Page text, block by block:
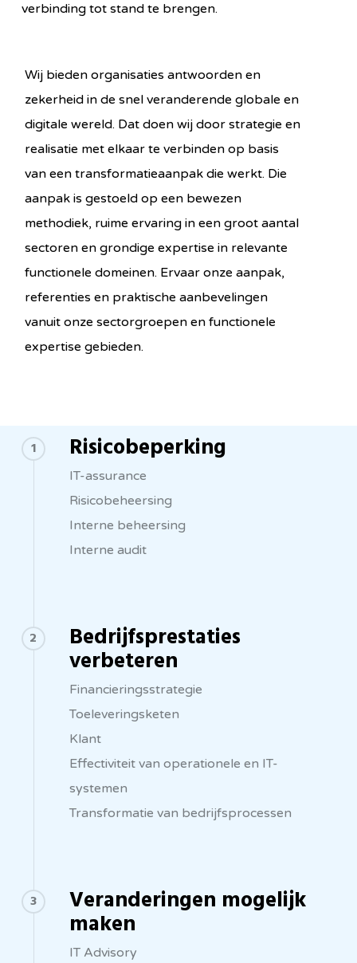
verbinding tot stand te brengen.
Wij bieden organisaties antwoorden en
zekerheid in de snel veranderende globale en
digitale wereld. Dat doen wij door strategie en
realisatie met elkaar te verbinden op basis
van een transformatieaanpak die werkt. Die
aanpak is gestoeld op een bewezen
methodiek, ruime ervaring in een groot aantal
sectoren en grondige expertise in relevante
functionele domeinen. Ervaar onze aanpak,
referenties en praktische aanbevelingen
vanuit onze sectorgroepen en functionele
expertise gebieden.
1 Risicobeperking
IT-assurance
Risicobeheersing
Interne beheersing
Interne audit
2 Bedrijfsprestaties
verbeteren
Financieringsstrategie
Toeleveringsketen
Klant
Effectiviteit van operationele en IT-
systemen
Transformatie van bedrijfsprocessen
3 Veranderingen mogelijk
maken
IT Advisory